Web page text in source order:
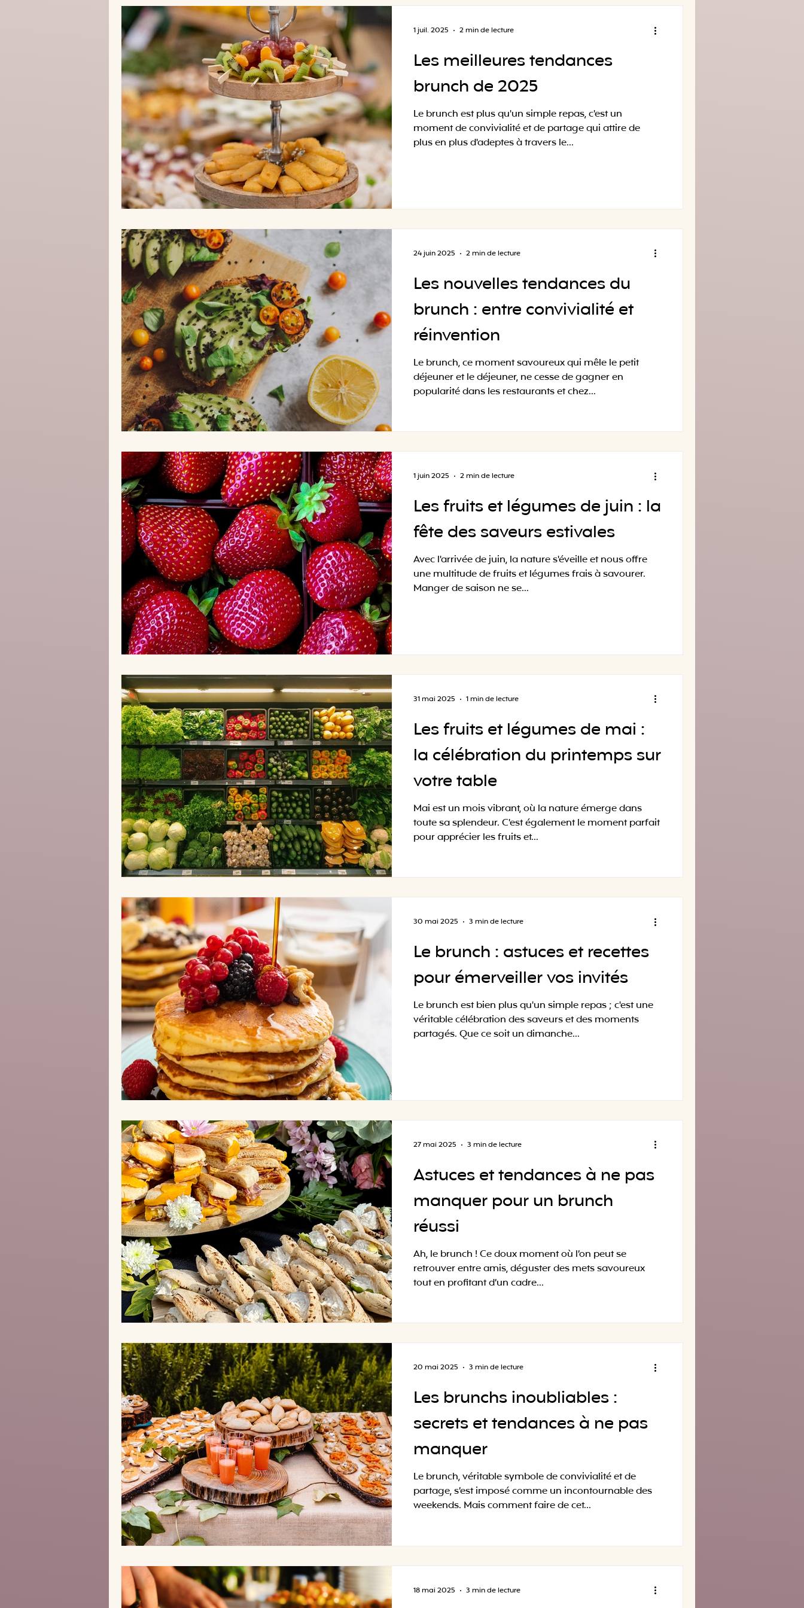
Note : aucun de ces producteurs ne nous paie pour
Les meilleures tendances
brunch de 2025
Le brunch est plus qu'un simple repas, c'est un
moment de convivialité et de partage qui attire de
plus en plus d'adeptes à travers le...
1 juil. 2025 2 min de lecture
Les nouvelles tendances du
brunch : entre convivialité et
réinvention
Le brunch, ce moment savoureux qui mêle le petit
déjeuner et le déjeuner, ne cesse de gagner en
popularité dans les restaurants et chez...
24 juin 2025 2 min de lecture
Les fruits et légumes de juin : la
fête des saveurs estivales
Avec l'arrivée de juin, la nature s'éveille et nous offre
une multitude de fruits et légumes frais à savourer.
Manger de saison ne se...
1 juin 2025 2 min de lecture
Les fruits et légumes de mai :
la célébration du printemps sur
votre table
Mai est un mois vibrant, où la nature émerge dans
toute sa splendeur. C'est également le moment parfait
pour apprécier les fruits et...
31 mai 2025 1 min de lecture
Le brunch : astuces et recettes
pour émerveiller vos invités
Le brunch est bien plus qu'un simple repas ; c'est une
véritable célébration des saveurs et des moments
partagés. Que ce soit un dimanche...
30 mai 2025 3 min de lecture
Astuces et tendances à ne pas
manquer pour un brunch
réussi
Ah, le brunch ! Ce doux moment où l’on peut se
retrouver entre amis, déguster des mets savoureux
tout en profitant d’un cadre...
27 mai 2025 3 min de lecture
Les brunchs inoubliables :
secrets et tendances à ne pas
manquer
Le brunch, véritable symbole de convivialité et de
partage, s’est imposé comme un incontournable des
weekends. Mais comment faire de cet...
20 mai 2025 3 min de lecture
18 mai 2025 3 min de lecture